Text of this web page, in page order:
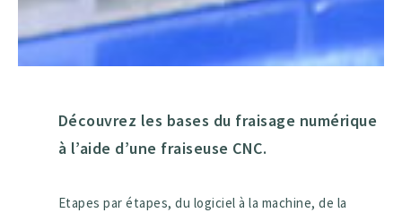
Découvrez les bases du fraisage numérique
à l’aide d’une fraiseuse CNC.
Etapes par étapes, du logiciel à la machine, de la